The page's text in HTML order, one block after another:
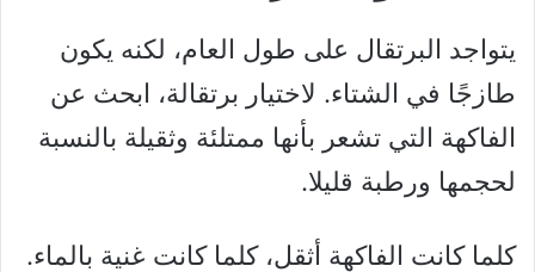
يتواجد البرتقال على طول العام، لكنه يكون
طازجًا في الشتاء. لاختيار برتقالة، ابحث عن
الفاكهة التي تشعر بأنها ممتلئة وثقيلة بالنسبة
لحجمها ورطبة قليلا.
كلما كانت الفاكهة أثقل، كلما كانت غنية بالماء.